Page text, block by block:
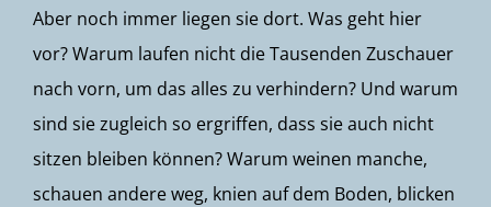
Aber noch immer liegen sie dort. Was geht hier
vor? Warum laufen nicht die Tausenden Zuschauer
nach vorn, um das alles zu verhindern? Und warum
sind sie zugleich so ergriffen, dass sie auch nicht
sitzen bleiben können? Warum weinen manche,
schauen andere weg, knien auf dem Boden, blicken